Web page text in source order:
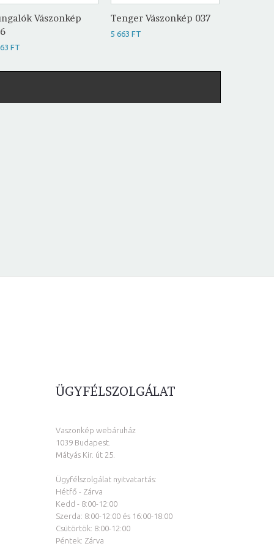
Vászonkép
FT
Tenger Vászonkép 037
5 663 FT
ÜGYFÉLSZOLGÁLAT
Vaszonkép webáruház
1039 Budapest.
Mátyás Kir. út 25.
Ügyfélszolgálat nyitvatartás:
Hétfő - Zárva
Kedd - 8:00-12:00
Szerda: 8:00-12:00 és 16:00-18:00
Csütörtök: 8:00-12:00
Péntek: Zárva